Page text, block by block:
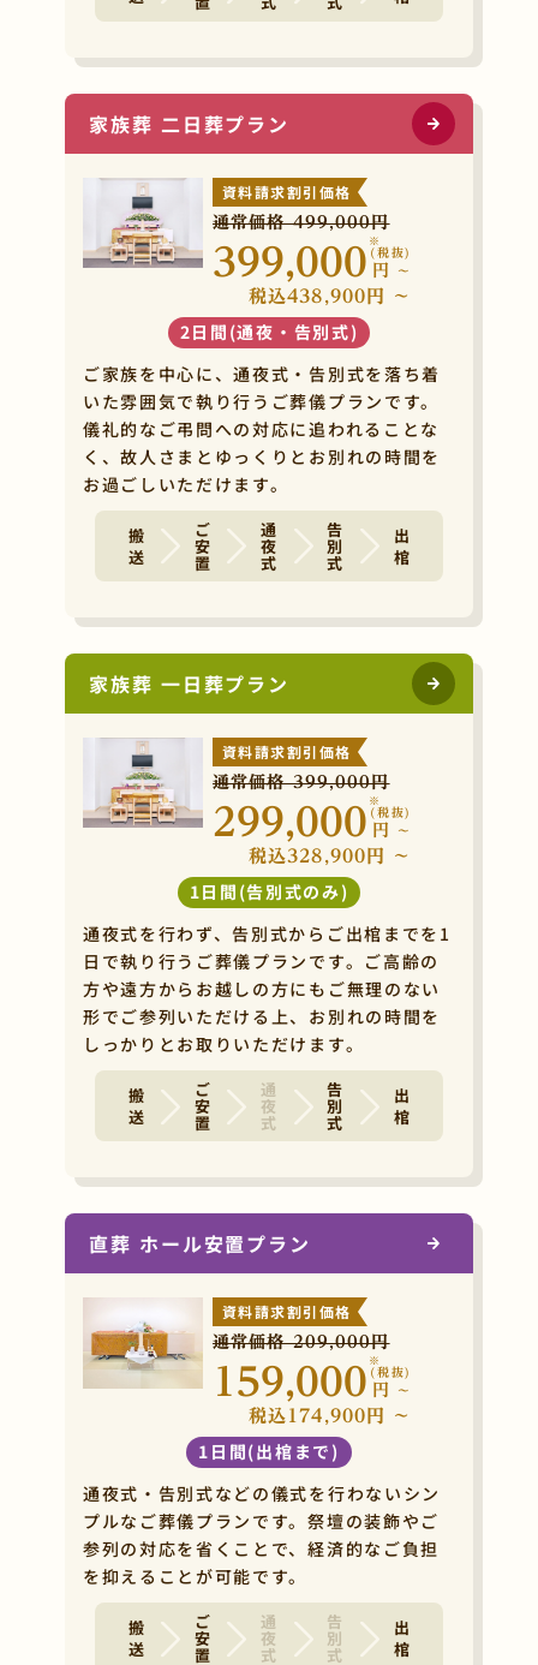
家族葬 二日葬プラン
資料請求割引価格
通常価格 499,000円
399,000
※
円
(税抜)
~
税込438,900円 ~
2日間(通夜・告別式)
ご家族を中心に、通夜式・告別式を落ち着
いた雰囲気で執り行うご葬儀プランです。
儀礼的なご弔問への対応に追われることな
く、故人さまとゆっくりとお別れの時間を
お過ごしいただけます。
搬 送 ご安置 通夜式 告別式 出 棺
家族葬 一日葬プラン
資料請求割引価格
通常価格 399,000円
299,000
※
円
(税抜)
~
税込328,900円 ~
1日間(告別式のみ)
通夜式を行わず、告別式からご出棺までを1
日で執り行うご葬儀プランです。ご高齢の
方や遠方からお越しの方にもご無理のない
形でご参列いただける上、お別れの時間を
しっかりとお取りいただけます。
搬 送 ご安置 通夜式 告別式 出 棺
直葬 ホール安置プラン
資料請求割引価格
通常価格 209,000円
159,000
※
円
(税抜)
~
税込174,900円 ~
1日間(出棺まで)
通夜式・告別式などの儀式を行わないシン
プルなご葬儀プランです。祭壇の装飾やご
参列の対応を省くことで、経済的なご負担
を抑えることが可能です。
搬 送 ご安置 通夜式 告別式 出 棺